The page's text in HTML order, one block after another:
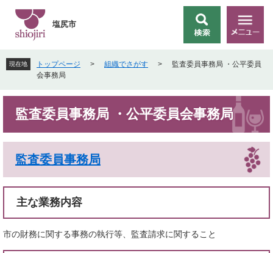
先
頭
す
を
飛
し
文
索
メ
ニ
ー
塩尻市
現在地 トップページ > 組織でさがす >
監査委員事務局 ・公平委員
会事務局
監査委員事務局 ・公平委員会事務局
監査委員事務局
主な業務内容
市の財務に関する事務の執行等、監査請求に関すること